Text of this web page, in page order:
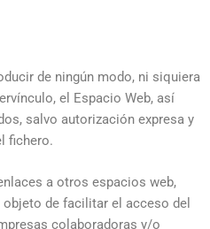
de ningún modo, ni siquiera
el Espacio Web, así
salvo autorización expresa y
fichero.
a otros espacios web,
de facilitar el acceso del
colaboradoras y/o